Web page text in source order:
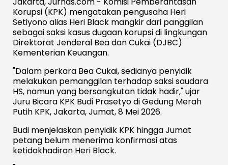
Korupsi (KPK) mengatakan pengusaha Heri
Setiyono alias Heri Black mangkir dari panggilan
sebagai saksi kasus dugaan korupsi di lingkungan
Direktorat Jenderal Bea dan Cukai (DJBC)
Kementerian Keuangan.
"Dalam perkara Bea Cukai, sedianya penyidik
melakukan pemanggilan terhadap saksi saudara
HS, namun yang bersangkutan tidak hadir," ujar
Juru Bicara KPK Budi Prasetyo di Gedung Merah
Putih KPK, Jakarta, Jumat, 8 Mei 2026.
Budi menjelaskan penyidik KPK hingga Jumat
petang belum menerima konfirmasi atas
ketidakhadiran Heri Black.